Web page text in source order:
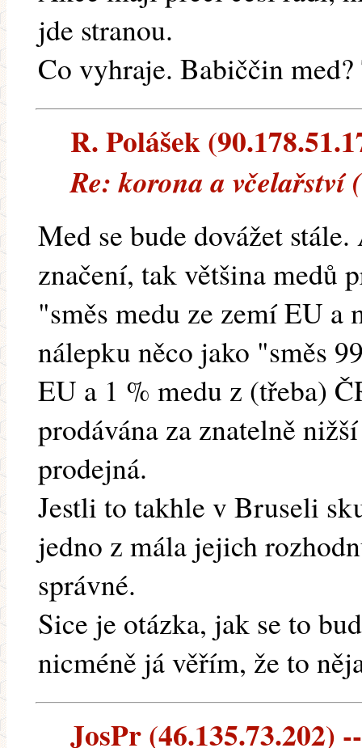
jde stranou.
Co vyhraje. Babiččin
R. Polášek
Re: korona a včelařství
Med se bude dovážet
značení, tak většina medů
"směs medu ze zemí EU
nálepku něco jako "směs
EU a 1 % medu z (třeba)
prodávána za znatelně
prodejná.
Jestli to takhle v Bruseli
jedno z mála jejich
správné.
Sice je otázka, jak se to
nicméně já věřím, že to
JosPr (46.135.73.202)